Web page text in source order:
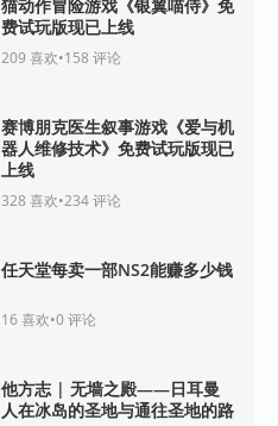
猫动作冒险游戏《银翼喵侍》免
费试玩版现已上线
209 喜欢•158 评论
赛博朋克医生叙事游戏《爱与机
器人维修技术》免费试玩版现已
上线
328 喜欢•234评论
任天堂每卖一部NS2能赚多少钱
16喜欢•0评论
他方志 | 无墙之殿——日耳曼
人在冰岛的圣地与通往圣地的路